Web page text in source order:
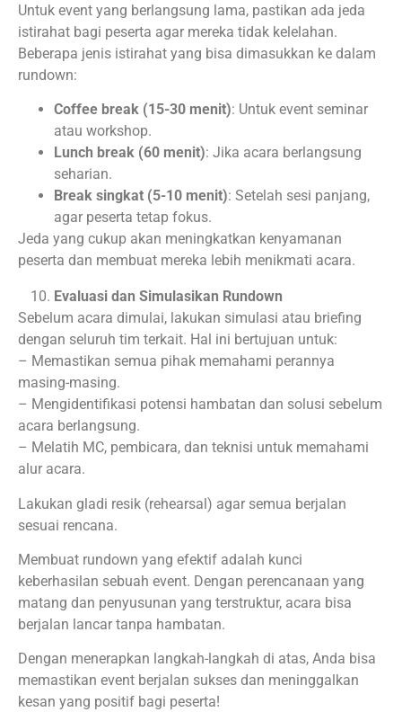
Untuk event yang berlangsung lama, pastikan ada jeda
istirahat bagi peserta agar mereka tidak kelelahan.
Beberapa jenis istirahat yang bisa dimasukkan ke dalam
rundown:
Coffee break (15-30 menit): Untuk event seminar
atau workshop.
Lunch break (60 menit): Jika acara berlangsung
seharian.
Break singkat (5-10 menit): Setelah sesi panjang,
agar peserta tetap fokus.
Jeda yang cukup akan meningkatkan kenyamanan
peserta dan membuat mereka lebih menikmati acara.
Evaluasi dan Simulasikan Rundown
Sebelum acara dimulai, lakukan simulasi atau briefing
dengan seluruh tim terkait. Hal ini bertujuan untuk:
– Memastikan semua pihak memahami perannya
masing-masing.
– Mengidentifikasi potensi hambatan dan solusi sebelum
acara berlangsung.
– Melatih MC, pembicara, dan teknisi untuk memahami
alur acara.
Lakukan gladi resik (rehearsal) agar semua berjalan
sesuai rencana.
Membuat rundown yang efektif adalah kunci
keberhasilan sebuah event. Dengan perencanaan yang
matang dan penyusunan yang terstruktur, acara bisa
berjalan lancar tanpa hambatan.
Dengan menerapkan langkah-langkah di atas, Anda bisa
memastikan event berjalan sukses dan meninggalkan
kesan yang positif bagi peserta!